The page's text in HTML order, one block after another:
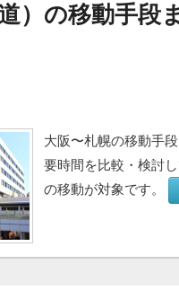
）の移動手段
大阪〜札幌の移動手
要時間を比較・検討
の移動が対象です。